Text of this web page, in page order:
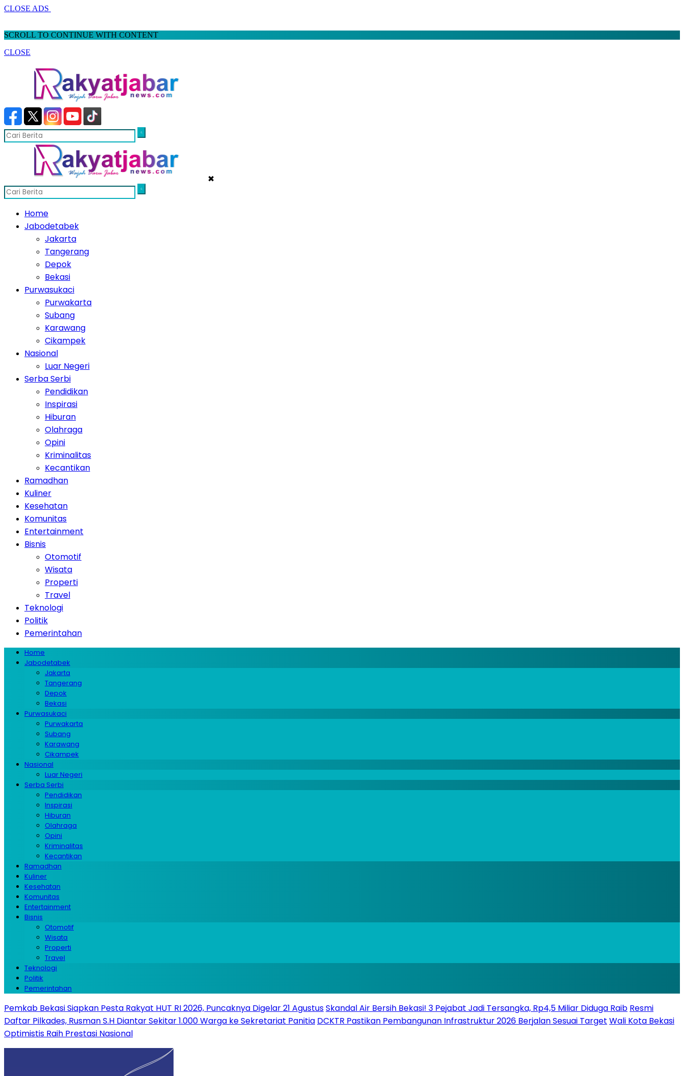
CLOSE ADS
SCROLL TO CONTINUE WITH CONTENT
CLOSE
✖
Home
Jabodetabek
Jakarta
Tangerang
Depok
Bekasi
Purwasukaci
Purwakarta
Subang
Karawang
Cikampek
Nasional
Luar Negeri
Serba Serbi
Pendidikan
Inspirasi
Hiburan
Olahraga
Opini
Kriminalitas
Kecantikan
Ramadhan
Kuliner
Kesehatan
Komunitas
Entertainment
Bisnis
Otomotif
Wisata
Properti
Travel
Teknologi
Politik
Pemerintahan
Home
Jabodetabek
Jakarta
Tangerang
Depok
Bekasi
Purwasukaci
Purwakarta
Subang
Karawang
Cikampek
Nasional
Luar Negeri
Serba Serbi
Pendidikan
Inspirasi
Hiburan
Olahraga
Opini
Kriminalitas
Kecantikan
Ramadhan
Kuliner
Kesehatan
Komunitas
Entertainment
Bisnis
Otomotif
Wisata
Properti
Travel
Teknologi
Politik
Pemerintahan
Pemkab Bekasi Siapkan Pesta Rakyat HUT RI 2026, Puncaknya Digelar 21 AgustusSkandal Air Bersih Bekasi! 3 Pejabat Jadi Tersangka, Rp4,5 Miliar Diduga Raib Resmi
Daftar Pilkades, Rusman S.H Diantar Sekitar 1.000 Warga ke Sekretariat Panitia DCKTR Pastikan Pembangunan Infrastruktur 2026 Berjalan Sesuai Target Wali Kota Bekasi
Optimistis Raih Prestasi Nasional